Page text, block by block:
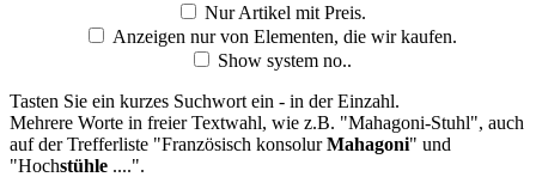
Nur Artikel mit Preis.
Anzeigen nur von Elementen, die wir kaufen.
Show system no..
Tasten Sie ein kurzes Suchwort ein - in der Einzahl.
Mehrere Worte in freier Textwahl, wie z.B. "Mahagoni-Stuhl", auch
auf der Trefferliste "Französisch konsolurMahagoni" und
"Hochstühle ....".